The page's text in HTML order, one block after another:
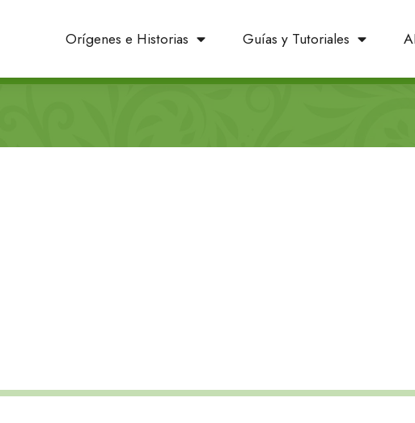
Orígenes e Historias Guías y Tutoriales